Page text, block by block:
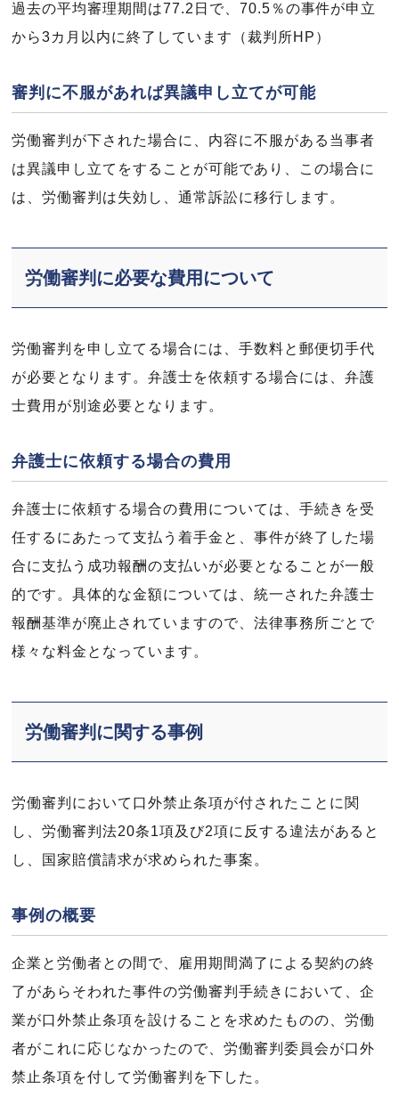
過去の平均審理期間は77.2日で、70.5％の事件が申立
から3カ月以内に終了しています（裁判所HP）
審判に不服があれば異議申し立てが可能
労働審判が下された場合に、内容に不服がある当事者
は異議申し立てをすることが可能であり、この場合に
は、労働審判は失効し、通常訴訟に移行します。
労働審判に必要な費用について
労働審判を申し立てる場合には、手数料と郵便切手代
が必要となります。弁護士を依頼する場合には、弁護
士費用が別途必要となります。
弁護士に依頼する場合の費用
弁護士に依頼する場合の費用については、手続きを受
任するにあたって支払う着手金と、事件が終了した場
合に支払う成功報酬の支払いが必要となることが一般
的です。具体的な金額については、統一された弁護士
報酬基準が廃止されていますので、法律事務所ごとで
様々な料金となっています。
労働審判に関する事例
労働審判において口外禁止条項が付されたことに関
し、労働審判法20条1項及び2項に反する違法があると
し、国家賠償請求が求められた事案。
事例の概要
企業と労働者との間で、雇用期間満了による契約の終
了があらそわれた事件の労働審判手続きにおいて、企
業が口外禁止条項を設けることを求めたものの、労働
者がこれに応じなかったので、労働審判委員会が口外
禁止条項を付して労働審判を下した。